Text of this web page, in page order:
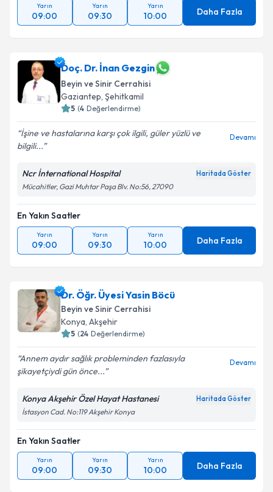
Yarın
09:00
Yarın
09:30
Yarın
10:00 Daha Fazla
Doç. Dr. İnan Gezgin
Beyin ve Sinir Cerrahisi
Gaziantep, Şehitkamil
5 (4 Değerlendirme)
İşine ve hastalarına karşı çok ilgili, güler yüzlü ve
bilgili...
Devamı
Ncr İnternational Hospital Haritada Göster
Mücahitler, Gazi Muhtar Paşa Blv. No:56, 27090
En Yakın Saatler
Yarın
09:00
Yarın
09:30
Yarın
10:00 Daha Fazla
Dr. Öğr. Üyesi Yasin Böcü
Beyin ve Sinir Cerrahisi
Konya, Akşehir
5 (24 Değerlendirme)
Annem aydır sağlık probleminden fazlasıyla
şikayetçiydi gün önce...
Devamı
Konya Akşehir Özel Hayat Hastanesi Haritada Göster
İstasyon Cad. No:119 Akşehir Konya
En Yakın Saatler
Yarın
09:00
Yarın
09:30
Yarın
10:00 Daha Fazla